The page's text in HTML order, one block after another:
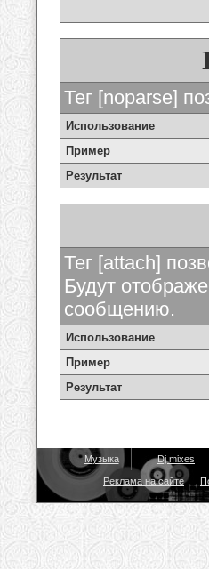
Тег [noparse]
Использование
Пример
Результат
Тег [attach]
Будут
сообщению.
Использование
Пример
Результат
Музыка Dj mixes
Реклама на сайте